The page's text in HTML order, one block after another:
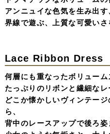
Shirring & Front
ラフさと洗練の、新しい出会
洒落の奥行き。